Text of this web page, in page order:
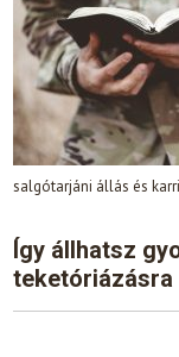
salgótarjáni állás és
Így állhatsz
teketóriázásra